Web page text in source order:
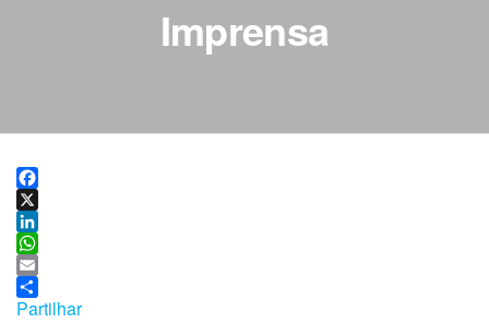
Imprensa
F
a
c
e
b
o
X
L
i
n
k
W
h
a
E
m
Partilhar